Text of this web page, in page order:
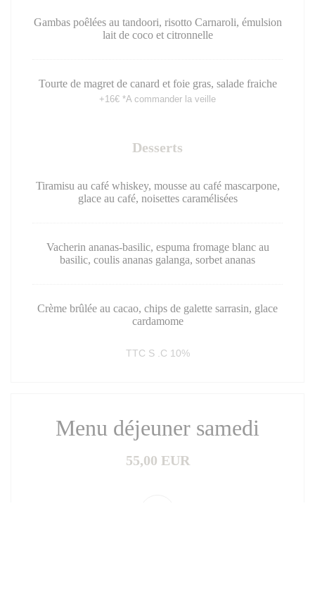
Gambas poêlées au tandoori, risotto Carnaroli, émulsion
lait de coco et citronnelle
Tourte de magret de canard et foie gras, salade fraiche
+16€ *A commander la veille
Desserts
Tiramisu au café whiskey, mousse au café mascarpone,
glace au café, noisettes caramélisées
Vacherin ananas-basilic, espuma fromage blanc au
basilic, coulis ananas galanga, sorbet ananas
Crème brûlée au cacao, chips de galette sarrasin, glace
cardamome
TTC S .C 10%
Menu déjeuner samedi
55,00 EUR